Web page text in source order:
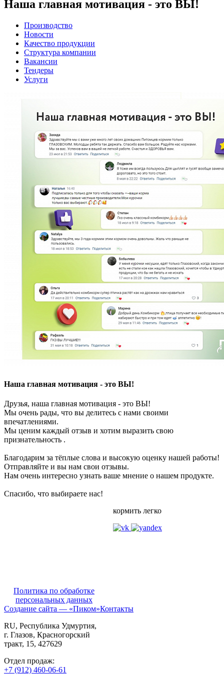
Наша главная мотивация - это ВЫ!
Производство
Новости
Качество продукции
Структура компании
Вакансии
Тендеры
Услуги
Наша главная мотивация - это ВЫ!
Друзья, наша главная мотивация - это ВЫ!
Мы очень рады, что вы делитесь с нами своими
впечатлениями.
Мы ценим каждый отзыв и хотим выразить свою
признательность .
Благодарим за тёплые слова и высокую оценку нашей работы!
Отправляйте и вы нам свои отзывы.
Нам очень интересно узнать ваше мнение о нашем продукте.
Спасибо, что выбираете нас!
кормить легко
Политика по обработке
персональных данных
Создание сайта — «Пиком»Контакты
RU, Республика Удмуртия,
г. Глазов, Красногорский
тракт, 15, 427629
Отдел продаж:
+7 (912) 460-06-61